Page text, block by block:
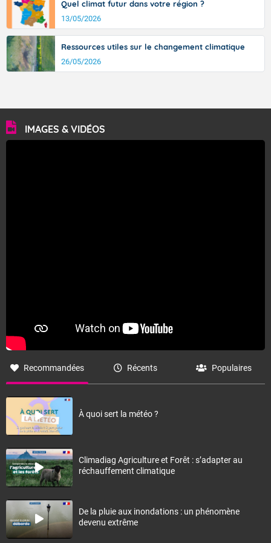
Quel climat futur dans votre région ?
13/05/2026
Ressources utiles sur le changement climatique
26/05/2026
IMAGES & VIDÉOS
Recommandées Récents Populaires
À quoi sert la météo ?
Climadiag Agriculture et Forêt : s’adapter au
réchauffement climatique
De la pluie aux inondations : un phénomène
devenu extrême